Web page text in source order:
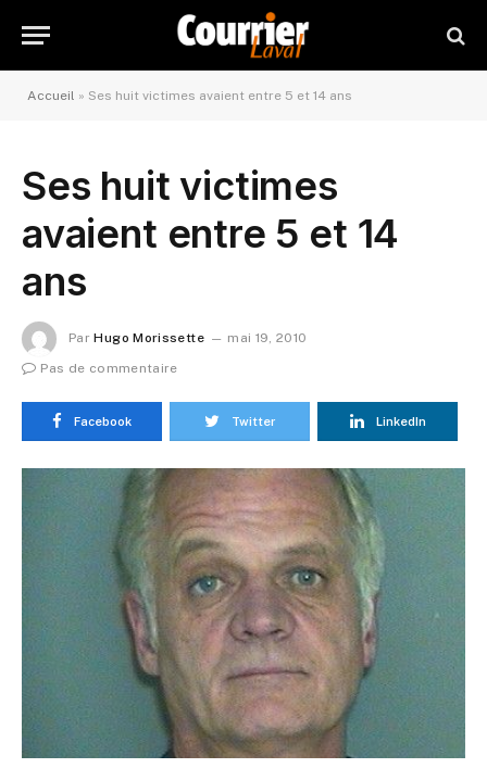
Accueil » Ses huit victimes avaient entre 5 et 14 ans
Ses huit victimes
avaient entre 5 et 14
ans
Par Hugo Morissette
mai 19, 2010
Pas de commentaire
Facebook Twitter LinkedIn